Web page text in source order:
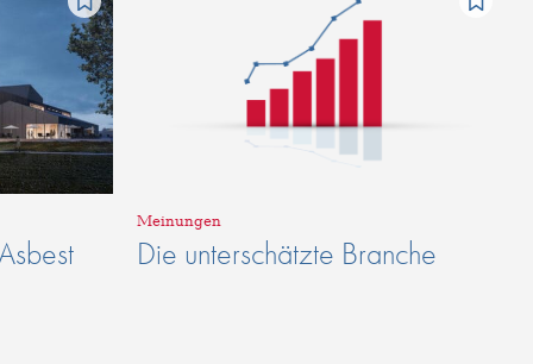
Meinungen
Die unterschätzte Branche